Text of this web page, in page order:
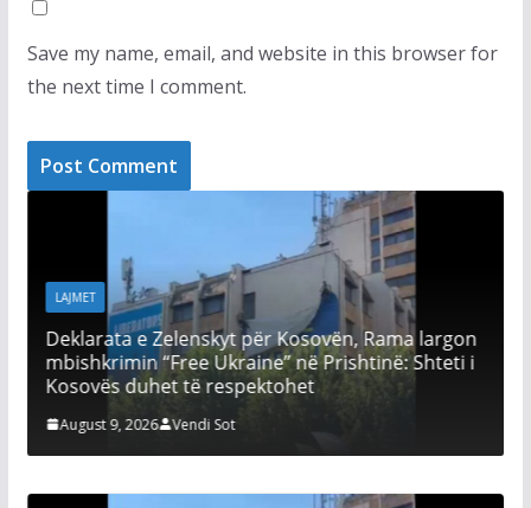
Save my name, email, and website in this browser for
the next time I comment.
për Kosovën, Rama largon
Ukraine” në Prishtinë: Shteti i
respektohet
Sot
August 8, 2026